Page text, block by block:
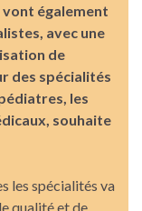
vont également
avec une
de
des spécialités
les
souhaite
les spécialités va
qualité et de